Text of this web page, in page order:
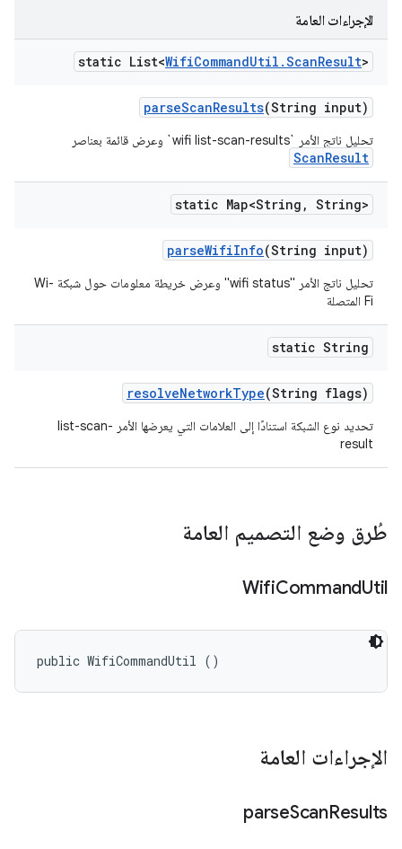
الإجراءات العامة
static List<WifiCommandUtil .ScanResult>
parseScanResults(String input)
تحليل ناتج الأمر `wifi list-scan-results` وعرض قائمة بعناصر
ScanResult
static Map<String , String>
parseWifiInfo(String input)
تحليل ناتج الأمر "wifi status" وعرض خريطة معلومات حول شبكة Wi-
Fi المتصلة
static String
resolveNetworkType(String flags)
تحديد نوع الشبكة استنادًا إلى العلامات التي يعرضها الأمر list-scan-
result
طُرق وضع التصميم العامة
WifiCommandUtil
public WifiCommandUtil ()
الإجراءات العامة
parseScanResults